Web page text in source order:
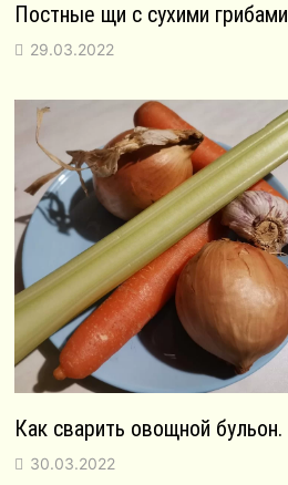
Постные щи с сухими грибами
29.03.2022
Как сварить овощной бульон.
30.03.2022